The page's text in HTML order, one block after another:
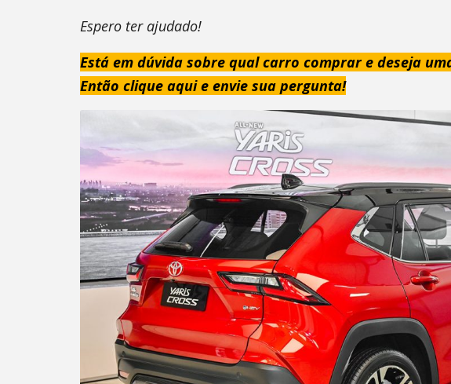
Espero ter ajudado!
Está em dúvida sobre qual carro comprar e deseja
Então clique aqui e envie sua pergunta!